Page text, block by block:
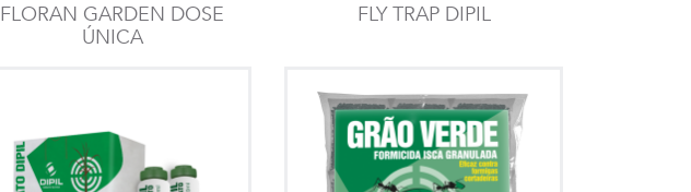
FLORAN GARDEN DOSE
ÚNICA
FLY TRAP DIPIL